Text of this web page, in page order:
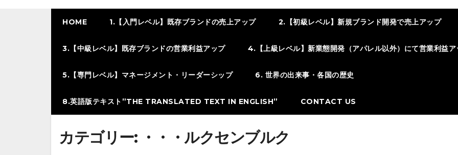
HOME 1.【入門レベル】既存ブランドの売上アップ 2.【初級レベル】新規ブランド開発で売上アップ
3.【中級レベル】既存ブランドの営業利益アップ 4.【上級レベル】新業態開発（アパレル以外）にて営業利益ア
5.【専門レベル】マネージメント・リーダーシップ 6. 世界の出来事・各国の歴史
8.英語版テキスト”THE TRANSLATED TEXT IN ENGLISH” CONTACT US
カテゴリー: ・・・ルクセンブルク